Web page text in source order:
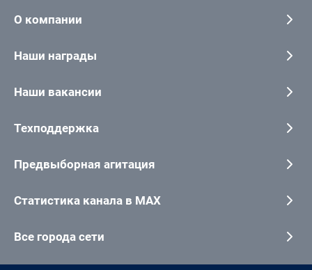
О компании
Наши награды
Наши вакансии
Техподдержка
Предвыборная агитация
Статистика канала в MAX
Все города сети